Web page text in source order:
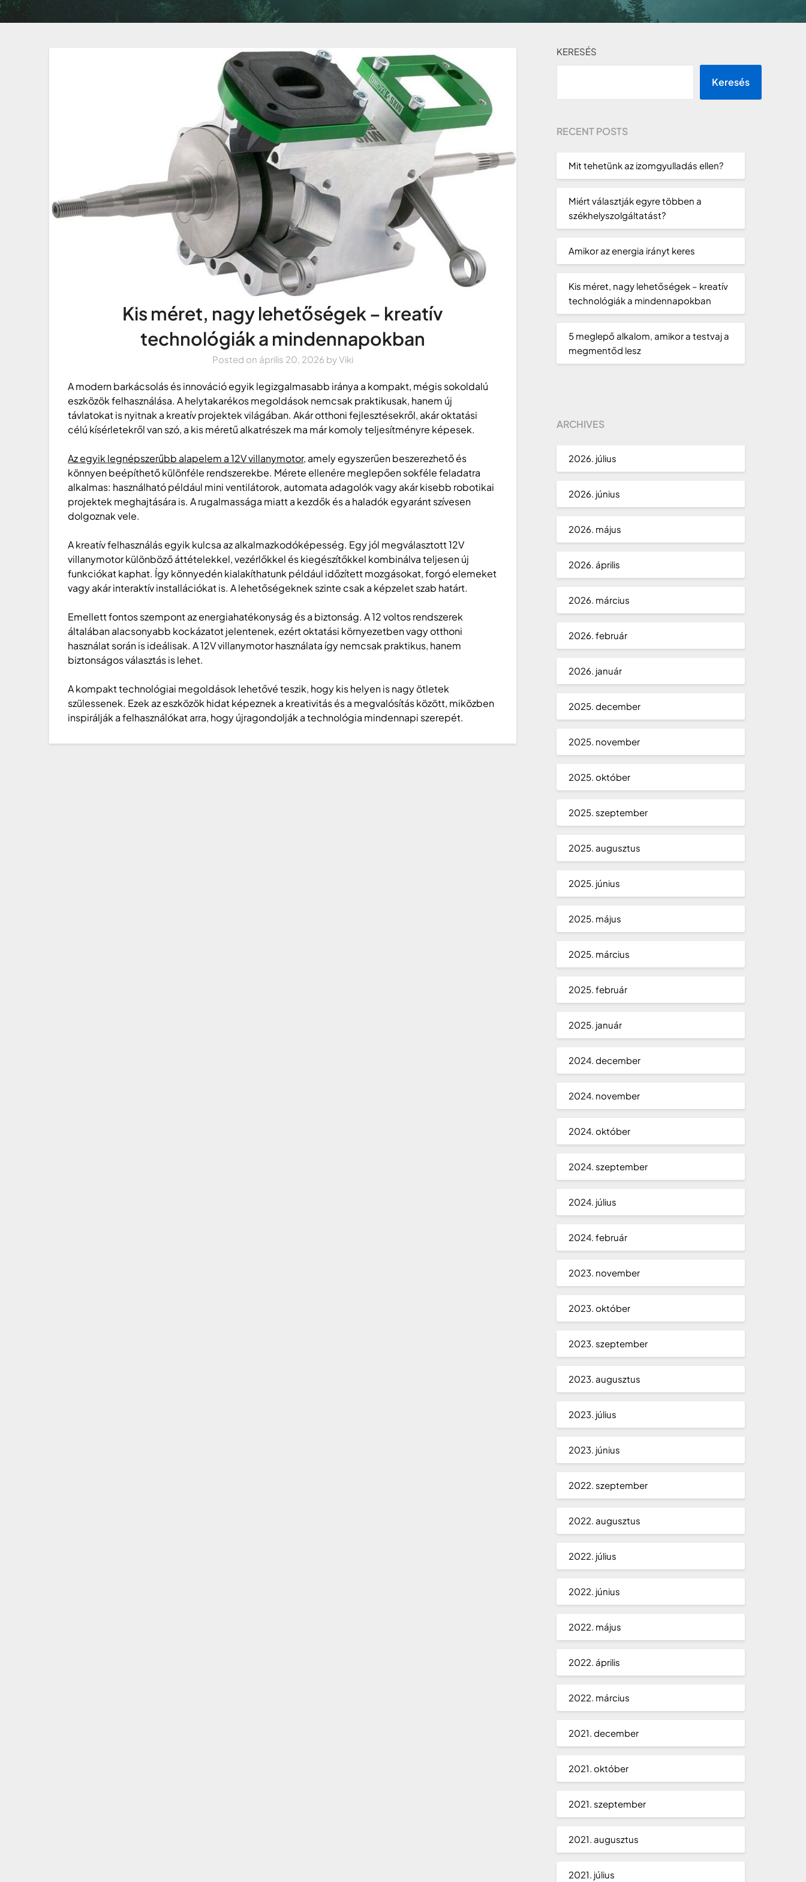
Kis méret, nagy lehetőségek – kreatív
technológiák a mindennapokban
Posted on április 20, 2026 byViki
A modern barkácsolás és innováció egyik legizgalmasabb iránya a kompakt, mégis sokoldalú
eszközök felhasználása. A helytakarékos megoldások nemcsak praktikusak, hanem új
távlatokat is nyitnak a kreatív projektek világában. Akár otthoni fejlesztésekről, akár oktatási
célú kísérletekről van szó, a kis méretű alkatrészek ma már komoly teljesítményre képesek.
Az egyik legnépszerűbb alapelem a 12V villanymotor, amely egyszerűen beszerezhető és
könnyen beépíthető különféle rendszerekbe. Mérete ellenére meglepően sokféle feladatra
alkalmas: használható például mini ventilátorok, automata adagolók vagy akár kisebb robotikai
projektek meghajtására is. A rugalmassága miatt a kezdők és a haladók egyaránt szívesen
dolgoznak vele.
A kreatív felhasználás egyik kulcsa az alkalmazkodóképesség. Egy jól megválasztott 12V
villanymotor különböző áttételekkel, vezérlőkkel és kiegészítőkkel kombinálva teljesen új
funkciókat kaphat. Így könnyedén kialakíthatunk például időzített mozgásokat, forgó elemeket
vagy akár interaktív installációkat is. A lehetőségeknek szinte csak a képzelet szab határt.
Emellett fontos szempont az energiahatékonyság és a biztonság. A 12 voltos rendszerek
általában alacsonyabb kockázatot jelentenek, ezért oktatási környezetben vagy otthoni
használat során is ideálisak. A 12V villanymotor használata így nemcsak praktikus, hanem
biztonságos választás is lehet.
A kompakt technológiai megoldások lehetővé teszik, hogy kis helyen is nagy ötletek
szülessenek. Ezek az eszközök hidat képeznek a kreativitás és a megvalósítás között, miközben
inspirálják a felhasználókat arra, hogy újragondolják a technológia mindennapi szerepét.
KERESÉS
Keresés
RECENT POSTS
Mit tehetünk az izomgyulladás ellen?
Miért választják egyre többen a
székhelyszolgáltatást?
Amikor az energia irányt keres
Kis méret, nagy lehetőségek – kreatív
technológiák a mindennapokban
5 meglepő alkalom, amikor a testvaj a
megmentőd lesz
ARCHIVES
2026. július
2026. június
2026. május
2026. április
2026. március
2026. február
2026. január
2025. december
2025. november
2025. október
2025. szeptember
2025. augusztus
2025. június
2025. május
2025. március
2025. február
2025. január
2024. december
2024. november
2024. október
2024. szeptember
2024. július
2024. február
2023. november
2023. október
2023. szeptember
2023. augusztus
2023. július
2023. június
2022. szeptember
2022. augusztus
2022. július
2022. június
2022. május
2022. április
2022. március
2021. december
2021. október
2021. szeptember
2021. augusztus
2021. július